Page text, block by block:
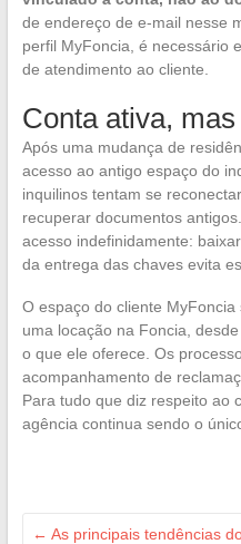
de endereço de e-mail nesse
perfil MyFoncia, é necessário
de atendimento ao cliente.
Conta ativa,
Após uma mudança de
acesso ao antigo espaço do
inquilinos tentam se
recuperar documentos
acesso indefinidamente:
da entrega das chaves evita
O espaço do cliente
uma locação na Foncia,
o que ele oferece. Os
acompanhamento de
Para tudo que diz respeito ao
agência continua sendo o
← As principais tendências